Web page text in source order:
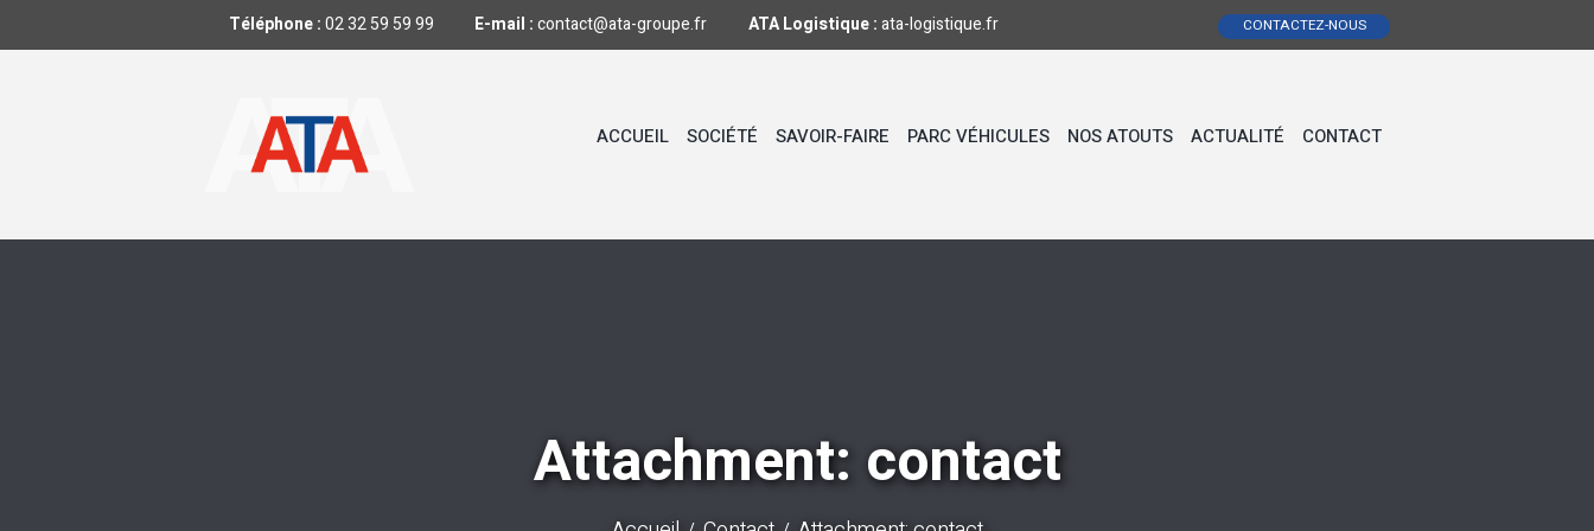
Téléphone :02 32 59 59 99 E-mail :contact@ata-groupe.fr ATA Logistique :ata-logistique.fr CONTACTEZ-NOUS
ACCUEIL SOCIÉTÉ SAVOIR-FAIRE PARC VÉHICULES NOS ATOUTS ACTUALITÉ CONTACT
Attachment: contact